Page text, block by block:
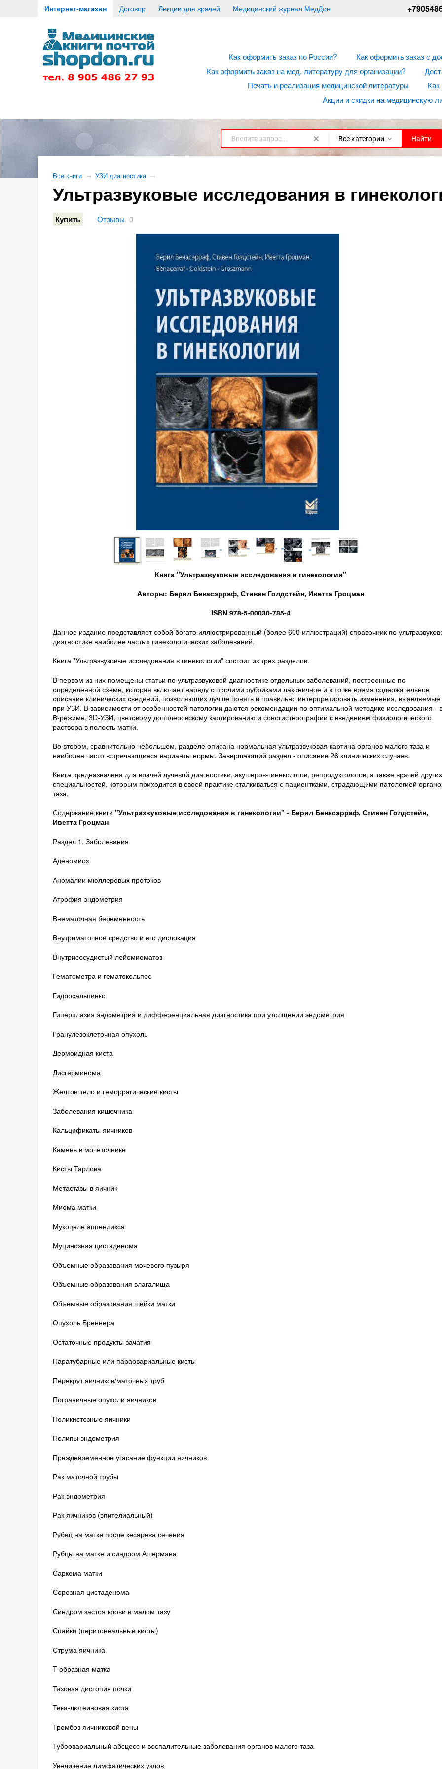
Интернет-магазин Договор Лекции для врачей Медицинский журнал МедДон
Как оформить заказ по России?
Как оформить заказ с
Как оформить заказ на мед. литературу для организации?
Печать и реализация медицинской литературы
Как
Акции и скидки на медицинскую
Все категории Найти
Все книги → УЗИ диагностика →
Ультразвуковые исследования в
Купить Отзывы 0
Книга "Ультразвуковые исследования в гинекологии"
Авторы: Берил Бенасэрраф, Стивен Голдстейн, Иветта Гроцман
ISBN 978-5-00030-785-4
Данное издание представляет собой богато иллюстрированный (более 600 иллюстраций) справочник по
диагностике наиболее частых гинекологических заболеваний.
Книга "Ультразвуковые исследования в гинекологии" состоит из трех разделов.
В первом из них помещены статьи по ультразвуковой диагностике отдельных заболеваний, построенные по
определенной схеме, которая включает наряду с прочими рубриками лаконичное и в то же время содержательное
описание клинических сведений, позволяющих лучше понять и правильно интерпретировать изменения, выявляемые
при УЗИ. В зависимости от особенностей патологии даются рекомендации по оптимальной методике исследования - в
В-режиме, 3D-УЗИ, цветовому допплеровскому картированию и соногистерографии с введением физиологического
раствора в полость матки.
Во втором, сравнительно небольшом, разделе описана нормальная ультразвуковая картина органов малого таза и
наиболее часто встречающиеся варианты нормы. Завершающий раздел - описание 26 клинических случаев.
Книга предназначена для врачей лучевой диагностики, акушеров-гинекологов, репродуктологов, а также врачей других
специальностей, которым приходится в своей практике сталкиваться с пациентками, страдающими патологией
таза.
Содержание книги "Ультразвуковые исследования в гинекологии" - Берил Бенасэрраф, Стивен Голдстейн,
Иветта Гроцман
Раздел 1. Заболевания
Аденомиоз
Аномалии мюллеровых протоков
Атрофия эндометрия
Внематочная беременность
Внутриматочное средство и его дислокация
Внутрисосудистый лейомиоматоз
Гематометра и гематокольпос
Гидросальпинкс
Гиперплазия эндометрия и дифференциальная диагностика при утолщении эндометрия
Гранулезоклеточная опухоль
Дермоидная киста
Дисгерминома
Желтое тело и геморрагические кисты
Заболевания кишечника
Кальцификаты яичников
Камень в мочеточнике
Кисты Тарлова
Метастазы в яичник
Миома матки
Мукоцеле аппендикса
Муцинозная цистаденома
Объемные образования мочевого пузыря
Объемные образования влагалища
Объемные образования шейки матки
Опухоль Бреннера
Остаточные продукты зачатия
Паратубарные или параовариальные кисты
Перекрут яичников/маточных труб
Пограничные опухоли яичников
Поликистозные яичники
Полипы эндометрия
Преждевременное угасание функции яичников
Рак маточной трубы
Рак эндометрия
Рак яичников (эпителиальный)
Рубец на матке после кесарева сечения
Рубцы на матке и синдром Ашермана
Саркома матки
Серозная цистаденома
Синдром застоя крови в малом тазу
Спайки (перитонеальные кисты)
Струма яичника
T-образная матка
Тазовая дистопия почки
Тека-лютеиновая киста
Тромбоз яичниковой вены
Тубоовариальный абсцесс и воспалительные заболевания органов малого таза
Увеличение лимфатических узлов